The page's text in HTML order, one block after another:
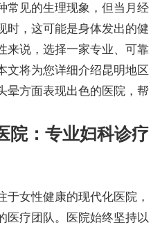
常见的生理现象，但当月经
时，这可能是身体发出的健
来说，选择一家专业、可靠
文将为您详细介绍昆明地区
晕方面表现出色的医院，帮
院：专业妇科诊疗
于女性健康的现代化医院，
医疗团队。医院始终坚持以